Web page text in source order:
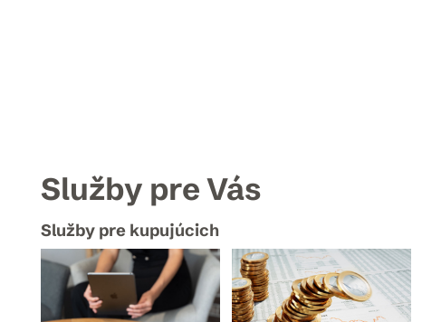
Služby pre Vás
Služby pre kupujúcich